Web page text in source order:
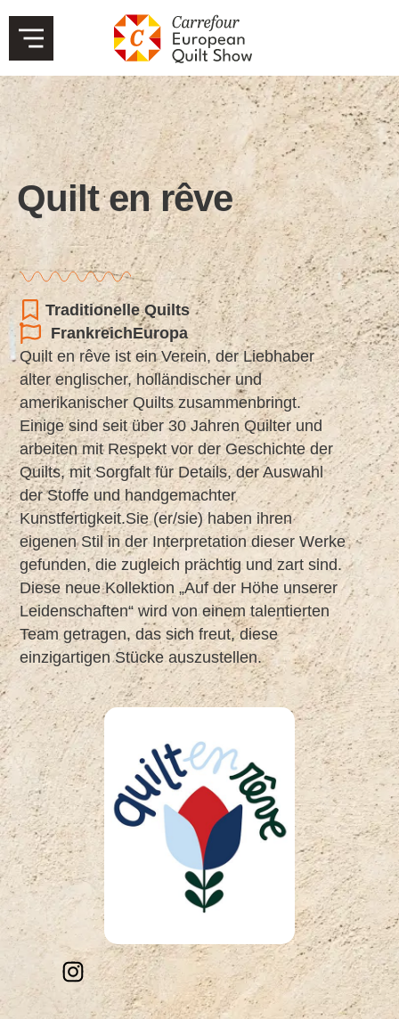
Quilt en rêve
Traditionelle Quilts
FrankreichEuropa
Quilt en rêve ist ein Verein, der Liebhaber
alter englischer, holländischer und
amerikanischer Quilts zusammenbringt.
Einige sind seit über 30 Jahren Quilter und
arbeiten mit Respekt vor der Geschichte der
Quilts, mit Sorgfalt für Details, der Auswahl
der Stoffe und handgemachter
Kunstfertigkeit.Sie (er/sie) haben ihren
eigenen Stil in der Interpretation dieser Werke
gefunden, die zugleich prächtig und zart sind.
Diese neue Kollektion „Auf der Höhe unserer
Leidenschaften“ wird von einem talentierten
Team getragen, das sich freut, diese
einzigartigen Stücke auszustellen.